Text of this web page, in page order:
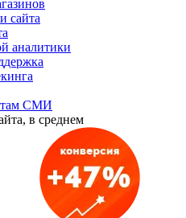
сайта
аналитики
СМИ
в среднем